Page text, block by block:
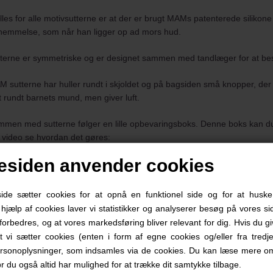
anvender cookies
sætter cookies for at opnå en funktionel side og for at
hjælp af cookies laver vi statistikker og analyserer besøg på vores
og at vores markedsføring bliver relevant for dig. Hvis du
vi sætter cookies (enten i form af egne cookies og/eller fra
som indsamles via de cookies. Du kan læse mere
du også altid har mulighed for at trække dit samtykke tilbage.
for alle motivsutterne er at der er brugt MAMs patenterede
som når han ligger op ad mors hud.
er symmetriske og er designet sammen med tandlæger for at
sutterne har huller rundt i skjoldet og på bagsiden små knopper,
rundt barnets mund, men giver luft.
med sutterne følger en lille opbevaringsboks. Denne boks kan
video se hvordan det gøres:
af MAMs sutter
Sutteflasker
fra MAM som er lette at holde om når der gives mad.
har en bred hals så det er let at rengøre flasken hele vejen ned,